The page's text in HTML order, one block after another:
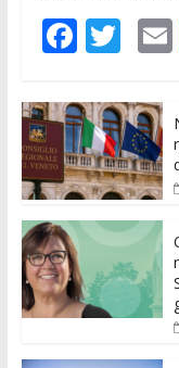
F
ac
e
b
o
o
k
T
w
itt
er